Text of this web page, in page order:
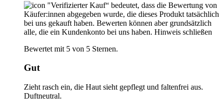
"Verifizierter Kauf“ bedeutet, dass die Bewertung von
Käufer:innen abgegeben wurde, die dieses Produkt tatsächlich
bei uns gekauft haben. Bewerten können aber grundsätzlich
alle, die ein Kundenkonto bei uns haben. Hinweis schließen
Bewertet mit 5 von 5 Sternen.
Gut
Zieht rasch ein, die Haut sieht gepflegt und faltenfrei aus.
Duftneutral.